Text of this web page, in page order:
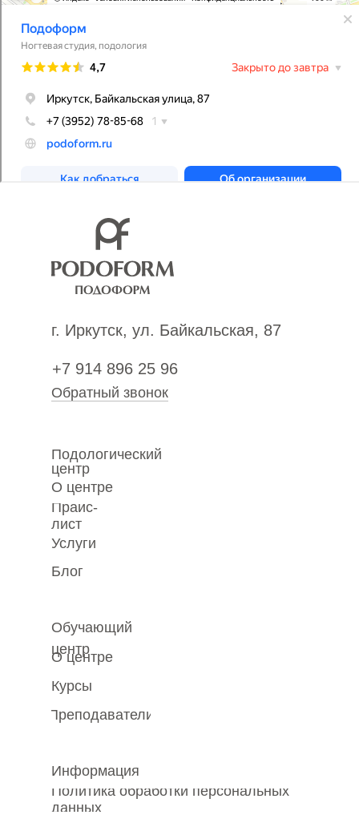
г. Иркутск, ул. Байкальская, 87
+7 914 896 25 96
Обратный звонок
Подологический
центр
О центре
Прайс-
лист
Услуги
Блог
Обучающий
центр
О центре
Курсы
Преподаватели
Информация
Политика обработки персональных
данных